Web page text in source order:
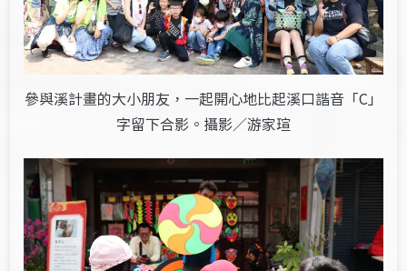
參與溪計畫的大小朋友，一起開心地比起溪口諧音「C」
字留下合影。攝影／游家瑄